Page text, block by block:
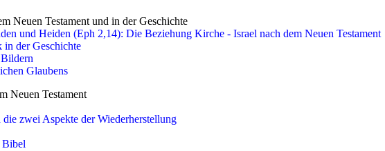
Neuen Testament und in der Geschichte
und Heiden (Eph 2,14): Die Beziehung Kirche - Israel nach dem Neuen Testament
der Geschichte
Glaubens
Neuen Testament
zwei Aspekte der Wiederherstellung